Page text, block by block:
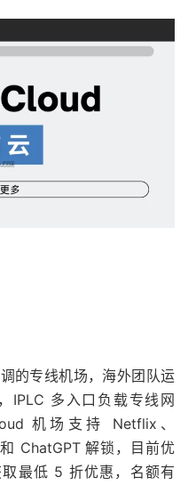
的专线机场，海外团队运
IPLC 多入口负载专线网
机场支持 Netflix、
ChatGPT 解锁，目前优
最低 5 折优惠，名额有